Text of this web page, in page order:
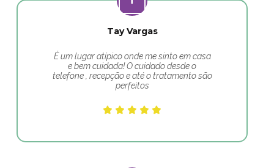
Tay Vargas
É um lugar atípico onde me sinto em casa
e bem cuidada! O cuidado desde o
telefone , recepção e até o tratamento são
perfeitos